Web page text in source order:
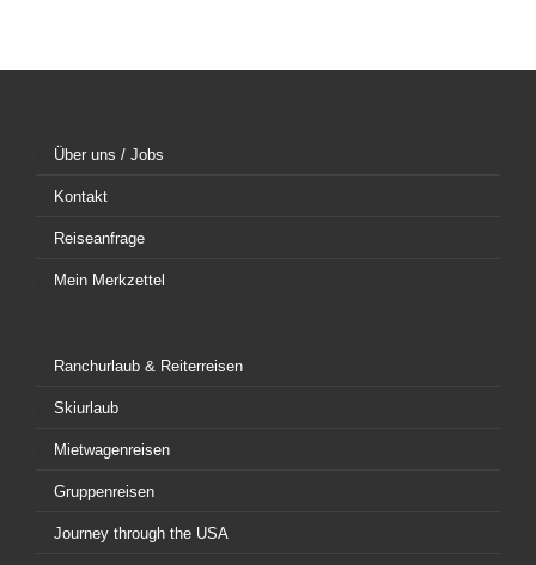
Über uns / Jobs
Kontakt
Reiseanfrage
Mein Merkzettel
Ranchurlaub & Reiterreisen
Skiurlaub
Mietwagenreisen
Gruppenreisen
Journey through the USA